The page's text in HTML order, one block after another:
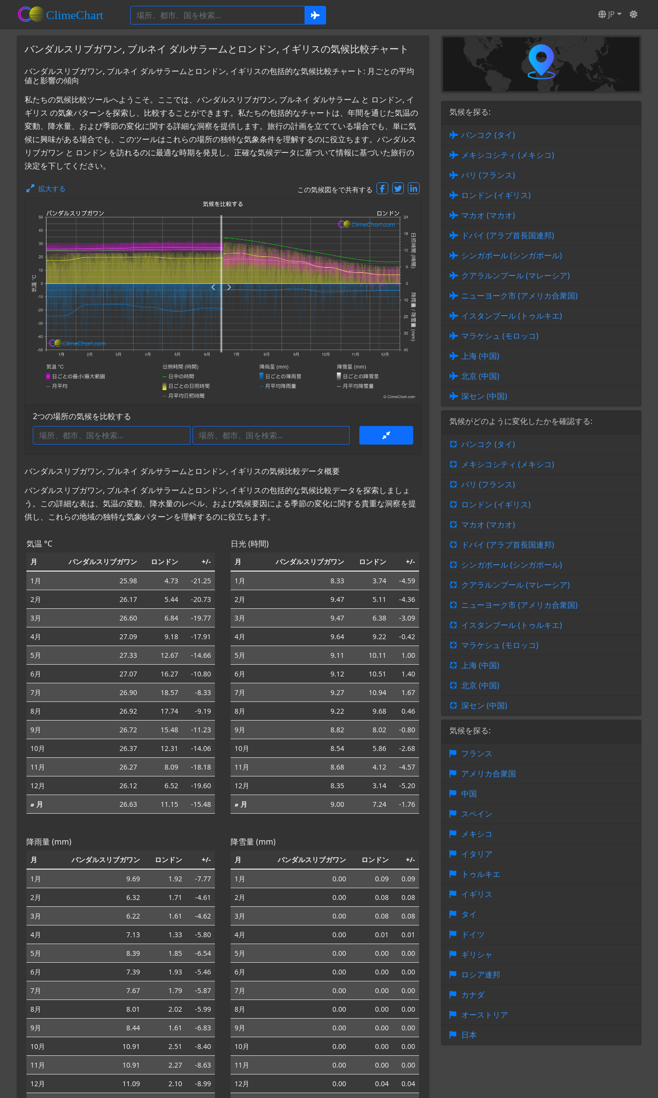
JP
バンダルスリブガワン, ブルネイ ダルサラームとロンドン, イギリスの気候比較チャート
バンダルスリブガワン, ブルネイ ダルサラームとロンドン, イギリスの包括的な気候比較チャート: 月ごとの平均
値と影響の傾向
私たちの気候比較ツールへようこそ。ここでは、バンダルスリブガワン, ブルネイ ダルサラーム と ロンドン, イ
ギリス の気象パターンを探索し、比較することができます。私たちの包括的なチャートは、年間を通じた気温の
変動、降水量、および季節の変化に関する詳細な洞察を提供します。旅行の計画を立てている場合でも、単に気
候に興味がある場合でも、このツールはこれらの場所の独特な気象条件を理解するのに役立ちます。バンダルス
リブガワン と ロンドン を訪れるのに最適な時期を発見し、正確な気候データに基づいて情報に基づいた旅行の
決定を下してください。
拡大する この気候図をで共有する
2つの場所の気候を比較する
バンダルスリブガワン, ブルネイ ダルサラームとロンドン, イギリスの気候比較データ概要
バンダルスリブガワン, ブルネイ ダルサラームとロンドン, イギリスの包括的な気候比較データを探索しましょ
う。この詳細な表は、気温の変動、降水量のレベル、および気候要因による季節の変化に関する貴重な洞察を提
供し、これらの地域の独特な気象パターンを理解するのに役立ちます。
気温 °C
月 バンダルスリブガワン ロンドン +/-
1月 25.98 4.73
-21.25
2月
26.17 5.44
-20.73
3月
26.60 6.84
-19.77
4月
27.09 9.18
-17.91
5月
27.33 12.67
-14.66
6月
27.07 16.27
-10.80
7月
26.90 18.57
-8.33
8月
26.92 17.74
-9.19
9月
26.72 15.48
-11.23
10月
26.37 12.31
-14.06
11月
26.27 8.09
-18.18
12月
26.12 6.52
-19.60
⌀ 月
26.63 11.15 -15.48
日光 (時間)
月 バンダルスリブガワン ロンドン +/-
1月 8.33 3.74
-4.59
2月
9.47 5.11
-4.36
3月
9.47 6.38
-3.09
4月
9.64 9.22
-0.42
5月
9.11 10.11
1.00
6月
9.12 10.51
1.40
7月
9.27 10.94
1.67
8月
9.22 9.68
0.46
9月
8.82 8.02
-0.80
10月
8.54 5.86
-2.68
11月
8.68 4.12
-4.57
12月
8.35 3.14
-5.20
⌀ 月
9.00 7.24 -1.76
降雨量 (mm)
月 バンダルスリブガワン ロンドン +/-
1月 9.69 1.92
-7.77
2月
6.32 1.71
-4.61
3月
6.22 1.61
-4.62
4月
7.13 1.33
-5.80
5月
8.39 1.85
-6.54
6月
7.39 1.93
-5.46
7月
7.67 1.79
-5.87
8月
8.01 2.02
-5.99
9月
8.44 1.61
-6.83
10月
10.91 2.51
-8.40
11月
10.91 2.27
-8.63
12月
11.09 2.10
-8.99
降雪量 (mm)
月 バンダルスリブガワン ロンドン +/-
1月 0.00 0.09
0.09
2月
0.00 0.08
0.08
3月
0.00 0.08
0.08
4月
0.00 0.01
0.01
5月
0.00 0.00
0.00
6月
0.00 0.00
0.00
7月
0.00 0.00
0.00
8月
0.00 0.00
0.00
9月
0.00 0.00
0.00
10月
0.00 0.00
0.00
11月
0.00 0.00
0.00
12月
0.00 0.04
0.04
気候を探る:
バンコク (タイ)
メキシコシティ (メキシコ)
パリ (フランス)
ロンドン (イギリス)
マカオ (マカオ)
ドバイ (アラブ首長国連邦)
シンガポール (シンガポール)
クアラルンプール (マレーシア)
ニューヨーク市 (アメリカ合衆国)
イスタンブール (トゥルキエ)
マラケシュ (モロッコ)
上海 (中国)
北京 (中国)
深セン (中国)
気候がどのように変化したかを確認する:
バンコク (タイ)
メキシコシティ (メキシコ)
パリ (フランス)
ロンドン (イギリス)
マカオ (マカオ)
ドバイ (アラブ首長国連邦)
シンガポール (シンガポール)
クアラルンプール (マレーシア)
ニューヨーク市 (アメリカ合衆国)
イスタンブール (トゥルキエ)
マラケシュ (モロッコ)
上海 (中国)
北京 (中国)
深セン (中国)
気候を探る:
フランス
アメリカ合衆国
中国
スペイン
メキシコ
イタリア
トゥルキエ
イギリス
タイ
ドイツ
ギリシャ
ロシア連邦
カナダ
オーストリア
日本